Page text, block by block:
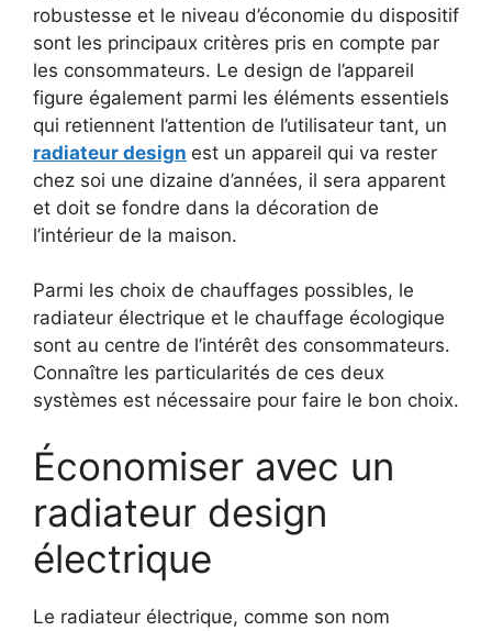
robustesse et le niveau d’économie du dispositif
sont les principaux critères pris en compte par
les consommateurs. Le design de l’appareil
figure également parmi les éléments essentiels
qui retiennent l’attention de l’utilisateur tant, un
radiateur design est un appareil qui va rester
chez soi une dizaine d’années, il sera apparent
et doit se fondre dans la décoration de
l’intérieur de la maison.
Parmi les choix de chauffages possibles, le
radiateur électrique et le chauffage écologique
sont au centre de l’intérêt des consommateurs.
Connaître les particularités de ces deux
systèmes est nécessaire pour faire le bon choix.
Économiser avec un
radiateur design
électrique
Le radiateur électrique, comme son nom